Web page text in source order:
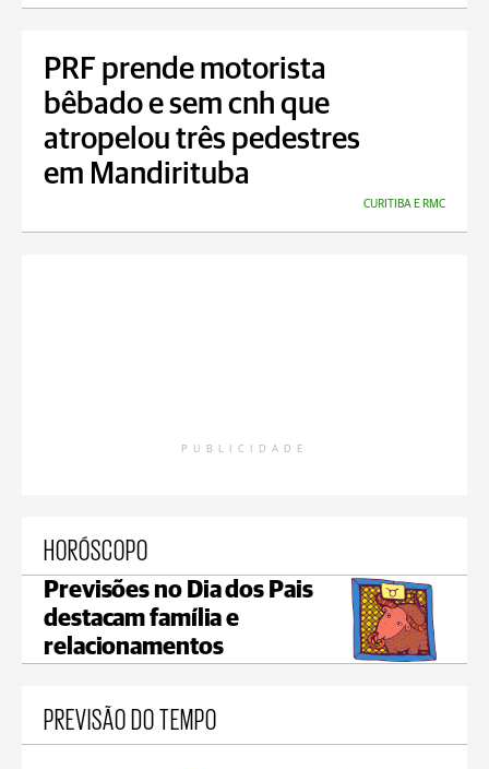
PRF prende motorista
bêbado e sem cnh que
atropelou três pedestres
em Mandirituba
CURITIBA E RMC
PUBLICIDADE
HORÓSCOPO
Previsões no Dia dos Pais
destacam família e
relacionamentos
PREVISÃO DO TEMPO